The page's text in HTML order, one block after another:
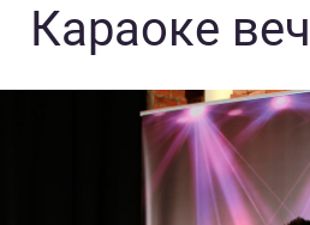
Караоке